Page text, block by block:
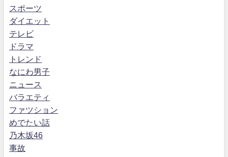
スポーツ
ダイエット
テレビ
ドラマ
トレンド
なにわ男子
ニュース
バラエティ
ファツション
めでたい話
乃木坂46
事故